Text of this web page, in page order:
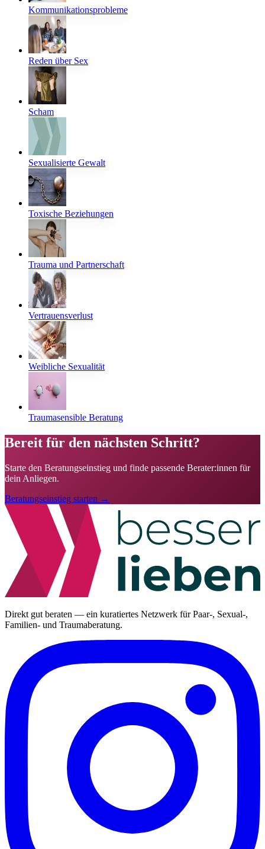
Kommunikationsprobleme
Reden über Sex
Scham
Sexualisierte Gewalt
Toxische Beziehungen
Trauma und Partnerschaft
Vertrauensverlust
Weibliche Sexualität
Traumasensible Beratung
Bereit für den nächsten Schritt?
Starte den Beratungseinstieg und finde passende Berater:innen für
dein Anliegen.
Beratungseinstieg starten →
Direkt gut beraten — ein kuratiertes Netzwerk für Paar-, Sexual-,
Familien- und Traumaberatung.